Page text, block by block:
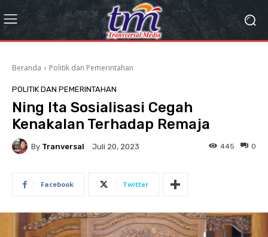
Beranda Politik dan Pemerintahan
POLITIK DAN PEMERINTAHAN
Ning Ita Sosialisasi Cegah
Kenakalan Terhadap Remaja
By Tranversal Juli 20, 2023 0
445
Facebook Twitter